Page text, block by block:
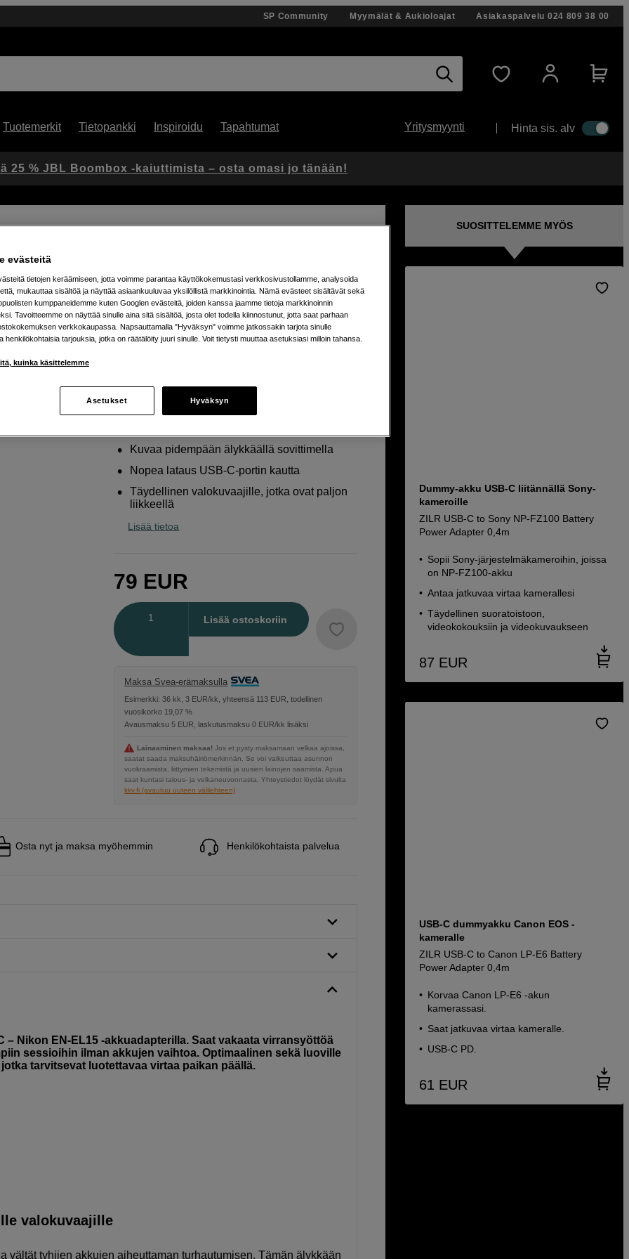
SP Community Myymälät & Aukioloajat Asiakaspalvelu 024 809 38 00
Tuotemerkit Tietopankki Inspiroidu Tapahtumat Yritysmyynti Hinta sis. alv
Artikkeli: 1103484
USB-C to Nikon EN-EL15 Battery Power Adapter
Kätevä USB-C-sovitin ja dummy-
akku Nikonille
Verkkokauppa:Varastossa
Helsingin myymälä
Varastotilanne
Kuvaa pidempään älykkäällä sovittimella
Nopea lataus USB-C-portin kautta
Täydellinen valokuvaajille, jotka ovat paljon
liikkeellä
Lisää tietoa
79 EUR
Lisää ostoskoriin
Maksa Svea-erämaksulla
Esimerkki: 36 kk, 3 EUR/kk, yhteensä 113 EUR, todellinen
vuosikorko 19,07 %
Avausmaksu 5 EUR, laskutusmaksu 0 EUR/kk lisäksi
Lainaaminen maksaa! Jos et pysty maksamaan velkaa ajoissa,
saatat saada maksuhäiriömerkinnän. Se voi vaikeuttaa asunnon
vuokraamista, liittymien tekemistä ja uusien lainojen saamista. Apua
saat kuntasi talous- ja velkaneuvonnasta. Yhteystiedot löydät sivulta
kkv.fi (avautuu uuteen välilehteen)
Osta nyt ja maksa myöhemmin Henkilökohtaista palvelua
Nikon EN-EL15 -akkuadapterilla. Saat vakaata virransyöttöä
sessioihin ilman akkujen vaihtoa. Optimaalinen sekä luoville
tarvitsevat luotettavaa virtaa paikan päällä.
valokuvaajille
tyhjien akkujen aiheuttaman turhautumisen. Tämän älykkään
SUOSITTELEMME MYÖS
Dummy-akku USB-C liitännällä Sony-
kameroille
ZILR USB-C to Sony NP-FZ100 Battery
Power Adapter 0,4m
Sopii Sony-järjestelmäkameroihin, joissa
on NP-FZ100-akku
Antaa jatkuvaa virtaa kamerallesi
Täydellinen suoratoistoon,
videokokouksiin ja videokuvaukseen
87 EUR
USB-C dummyakku Canon EOS -
kameralle
ZILR USB-C to Canon LP-E6 Battery
Power Adapter 0,4m
Korvaa Canon LP-E6 -akun
kamerassasi.
Saat jatkuvaa virtaa kameralle.
USB-C PD.
61 EUR
25 % JBL Boombox -kaiuttimista – osta omasi jo tänään!
evästeitä
tietojen keräämiseen, jotta voimme parantaa käyttökokemustasi verkkosivustollamme, analysoida
mukauttaa sisältöä ja näyttää asiaankuuluvaa yksilöllistä markkinointia. Nämä evästeet sisältävät sekä
kumppaneidemme kuten Googlen evästeitä, joiden kanssa jaamme tietoja markkinoinnin
Tavoitteemme on näyttää sinulle aina sitä sisältöä, josta olet todella kiinnostunut, jotta saat parhaan
verkkokaupassa. Napsauttamalla "Hyväksyn" voimme jatkossakin tarjota sinulle
henkilökohtaisia tarjouksia, jotka on räätälöity juuri sinulle. Voit tietysti muuttaa asetuksiasi milloin tahansa.
kuinka käsittelemme
Asetukset Hyväksyn